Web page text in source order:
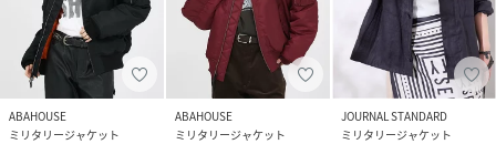
ABAHOUSE
ミリタリージャケット
ABAHOUSE
ミリタリージャケット
JOURNAL STANDARD
ミリタリージャケット